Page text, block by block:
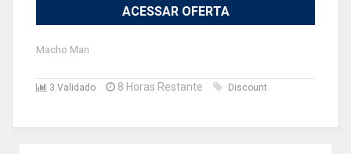
ACESSAR OFERTA
Macho Man
3 Validado 8 Horas Restante Discount